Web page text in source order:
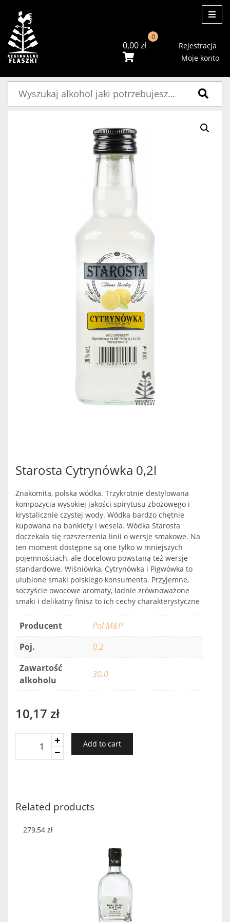
0,00zł
0
Rejestracja
Moje konto
Starosta Cytrynówka 0,2l
Znakomita, polska wódka. Trzykrotnie destylowana
kompozycja wysokiej jakości spirytusu zbożowego i
krystalicznie czystej wody. Wódka bardzo chętnie
kupowana na bankiety i wesela. Wódka Starosta
doczekała się rozszerzenia linii o wersje smakowe. Na
ten moment dostępne są one tylko w mniejszych
pojemnościach, ale docelowo powstaną też wersje
standardowe. Wiśniówka, Cytrynówka i Pigwówka to
ulubione smaki polskiego konsumenta. Przyjemne,
soczyście owocowe aromaty, ładnie zrównoważone
smaki i delikatny finisz to ich cechy charakterystyczne
Producent
Pol M&P
Poj.
0.2
Zawartość
alkoholu
30.0
10,17 zł
Cytrynówka
Add to cart
Related products
279,54 zł